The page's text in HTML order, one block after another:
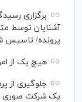
برگزاری
آشنایان توسط
پرونده/ تاسیس
هیچ یک از
یک شرکت صوری